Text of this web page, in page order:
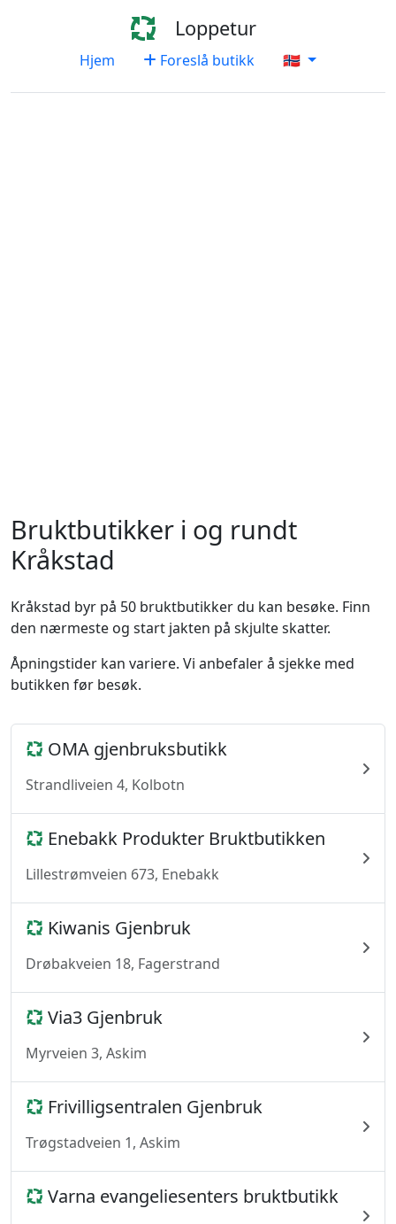
Loppetur
Hjem Foreslå butikk 🇳🇴
Bruktbutikker i og rundt
Kråkstad
Kråkstad byr på 50 bruktbutikker du kan besøke. Finn
den nærmeste og start jakten på skjulte skatter.
Åpningstider kan variere. Vi anbefaler å sjekke med
butikken før besøk.
OMA gjenbruksbutikk
Strandliveien 4, Kolbotn
Enebakk Produkter Bruktbutikken
Lillestrømveien 673, Enebakk
Kiwanis Gjenbruk
Drøbakveien 18, Fagerstrand
Via3 Gjenbruk
Myrveien 3, Askim
Frivilligsentralen Gjenbruk
Trøgstadveien 1, Askim
Varna evangeliesenters bruktbutikk